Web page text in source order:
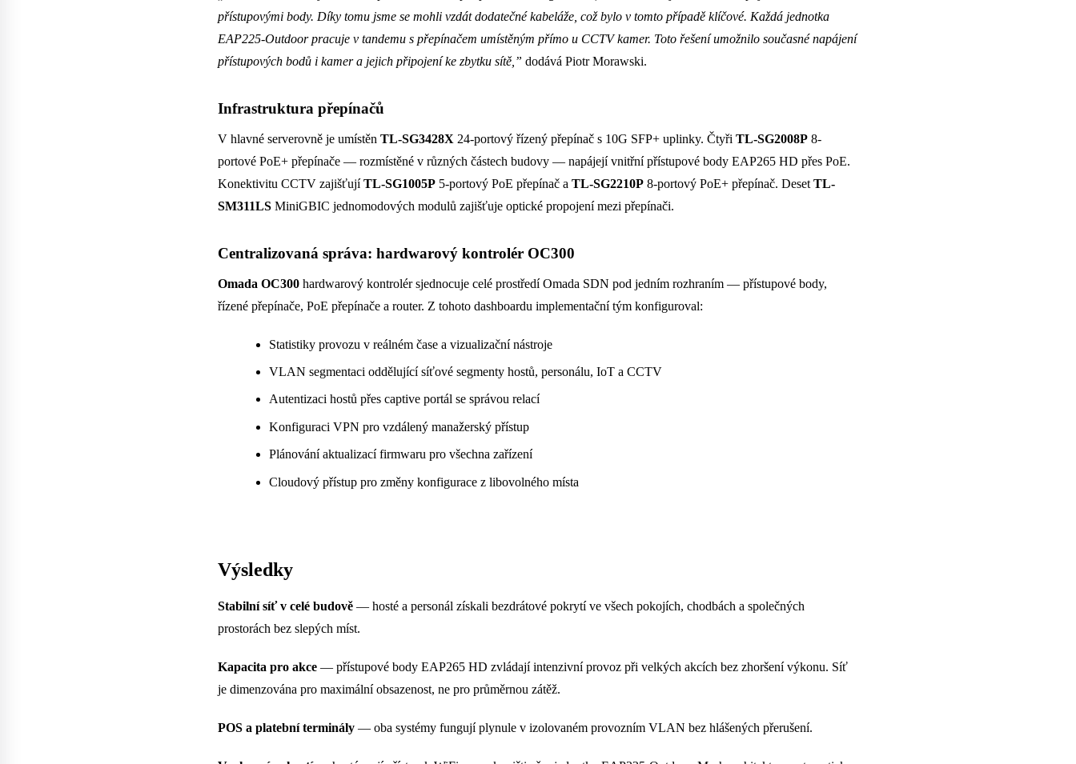
přístupovými body. Díky tomu jsme se mohli vzdát dodatečné kabeláže, což bylo v tomto případě klíčové. Každá jednotka
EAP225-Outdoor pracuje v tandemu s přepínačem umístěným přímo u CCTV kamer. Toto řešení umožnilo současné napájení
přístupových bodů i kamer a jejich připojení ke zbytku sítě,” dodává Piotr Morawski.
Infrastruktura přepínačů
V hlavné serverovně je umístěn TL-SG3428X 24-portový řízený přepínač s 10G SFP+ uplinky. Čtyři TL-SG2008P 8-
portové PoE+ přepínače — rozmístěné v různých částech budovy — napájejí vnitřní přístupové body EAP265 HD přes PoE.
Konektivitu CCTV zajišťujíTL-SG1005P 5-portový PoE přepínač a TL-SG2210P 8-portový PoE+ přepínač. Deset TL-
SM311LS MiniGBIC jednomodových modulů zajišťuje optické propojení mezi přepínači.
Centralizovaná správa: hardwarový kontrolér OC300
Omada OC300 hardwarový kontrolér sjednocuje celé prostředí Omada SDN pod jedním rozhraním — přístupové body,
řízené přepínače, PoE přepínače a router. Z tohoto dashboardu implementační tým konfiguroval:
Statistiky provozu v reálném čase a vizualizační nástroje
VLAN segmentaci oddělující síťové segmenty hostů, personálu, IoT a CCTV
Autentizaci hostů přes captive portál se správou relací
Konfiguraci VPN pro vzdálený manažerský přístup
Plánování aktualizací firmwaru pro všechna zařízení
Cloudový přístup pro změny konfigurace z libovolného místa
Výsledky
Stabilní síť v celé budově — hosté a personál získali bezdrátové pokrytí ve všech pokojích, chodbách a společných
prostorách bez slepých míst.
Kapacita pro akce — přístupové body EAP265 HD zvládají intenzivní provoz při velkých akcích bez zhoršení výkonu. Síť
je dimenzována pro maximální obsazenost, ne pro průměrnou zátěž.
POS a platební terminály — oba systémy fungují plynule v izolovaném provozním VLAN bez hlášených přerušení.